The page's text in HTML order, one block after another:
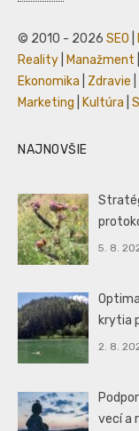
© 2010 - 2026 SEO
Reality
Manažment
Ekonomika
Zdravie
Marketing
Kultúra
NAJNOVŠIE
5. 8.
krytia
2. 8.
vecí a